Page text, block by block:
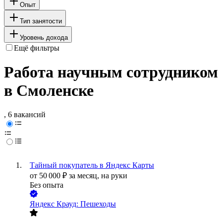
Опыт
Тип занятости
Уровень дохода
Ещё фильтры
Работа научным сотрудником
в Смоленске
, 6 вакансий
Тайный покупатель в Яндекс Карты
от 50 000 ₽ за месяц, на руки
Без опыта
Яндекс Крауд: Пешеходы